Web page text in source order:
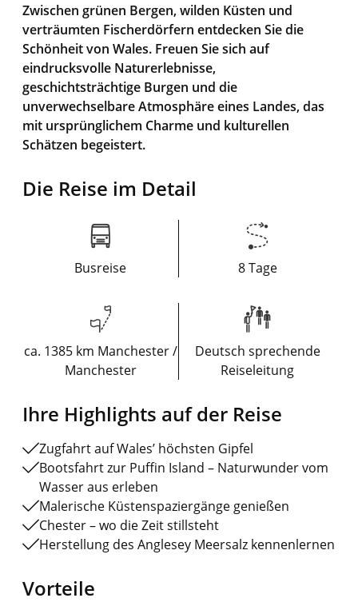
Zwischen grünen Bergen, wilden Küsten und
verträumten Fischerdörfern entdecken Sie die
Schönheit von Wales. Freuen Sie sich auf
eindrucksvolle Naturerlebnisse,
geschichtsträchtige Burgen und die
unverwechselbare Atmosphäre eines Landes, das
mit ursprünglichem Charme und kulturellen
Schätzen begeistert.
Die Reise im Detail
Busreise 8 Tage
ca. 1385 km Manchester /
Manchester
Deutsch sprechende
Reiseleitung
Ihre Highlights auf der Reise
Zugfahrt auf Wales’ höchsten Gipfel
Bootsfahrt zur Puffin Island – Naturwunder vom
Wasser aus erleben
Malerische Küstenspaziergänge genießen
Chester – wo die Zeit stillsteht
Herstellung des Anglesey Meersalz kennenlernen
Vorteile